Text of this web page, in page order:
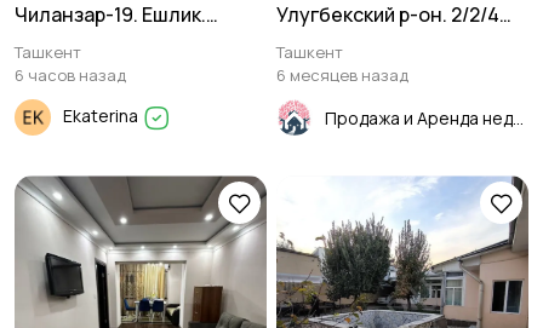
Чиланзар-19. Ешлик.
Дуплекс 3/9-10/10. 96м²
Ташкент
6 часов назад
Ekaterina
Улугбекский р-он. 2/2/4
46м² Панель
Ташкент
6 месяцев назад